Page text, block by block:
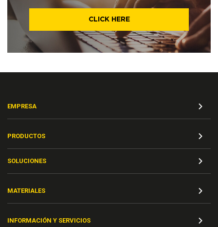
CLICK HERE
EMPRESA
PRODUCTOS
SOLUCIONES
MATERIALES
INFORMACIÓN Y SERVICIOS